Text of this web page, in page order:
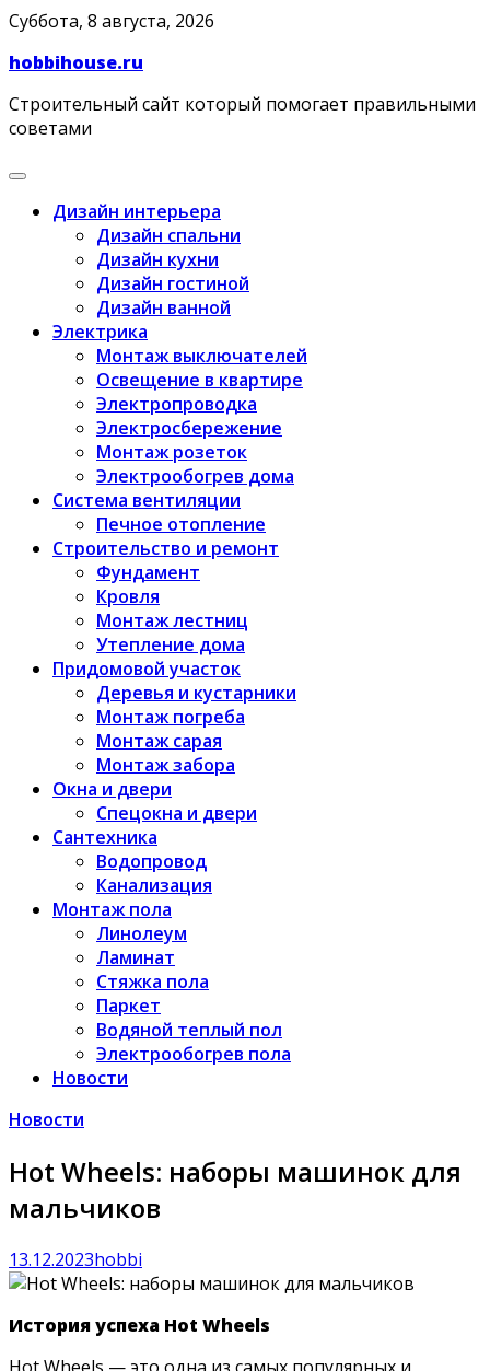
Skip
content
Суббота, 8 августа, 2026
hobbihouse.ru
Строительный сайт который помогает правильными
советами
Дизайн интерьера
Дизайн спальни
Дизайн кухни
Дизайн гостиной
Дизайн ванной
Электрика
Монтаж выключателей
Освещение в квартире
Электропроводка
Электросбережение
Монтаж розеток
Электрообогрев дома
Система вентиляции
Печное отопление
Строительство и ремонт
Фундамент
Кровля
Монтаж лестниц
Утепление дома
Придомовой участок
Деревья и кустарники
Монтаж погреба
Монтаж сарая
Монтаж забора
Окна и двери
Спецокна и двери
Сантехника
Водопровод
Канализация
Монтаж пола
Линолеум
Ламинат
Стяжка пола
Паркет
Водяной теплый пол
Электрообогрев пола
Новости
Новости
Hot Wheels: наборы машинок для
мальчиков
13.12.2023hobbi
История успеха Hot Wheels